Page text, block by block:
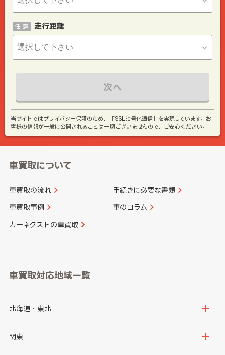
走行距離
任 意
次へ
当サイトではプライバシー保護のため、「SSL暗号化通信」を実現しています。お
客様の情報が一般に公開されることは一切ございませんので、ご安心ください。
車買取について
車買取の流れ 手続きに必要な書類
車買取事例 車のコラム
カーネクストの車買取
車買取対応地域一覧
北海道・東北
北海道
関東